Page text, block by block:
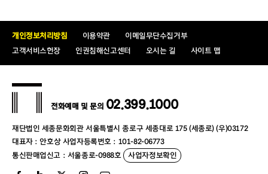
개인정보처리방침 이용약관
이메일무단수집거부
고객서비스헌장
인권침해신고센터 오시는 길 사이트 맵
재단법인 세종문화회관 서울특별시 종로구 세종대로 175 (세종로) (우)03172
대표자 : 안호상 사업자등록번호 : 101-82-06773
통신판매업신고 : 서울종로-0988호 사업자정보확인
전화예매 및 문의 02.399.1000